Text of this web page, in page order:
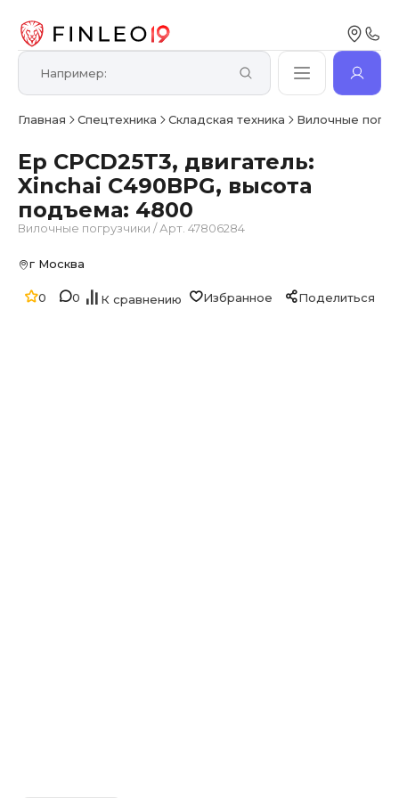
Главная Спецтехника Складская техника Вилочные
Ep CPCD25T3, двигатель:
Xinchai C490BPG, высота
подъема: 4800
Вилочные погрузчики /Арт. 47806284
0 0 К сравнению Избранное Поделиться
г Москва